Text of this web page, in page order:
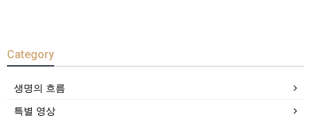
Category
생명의 흐름
특별 영상